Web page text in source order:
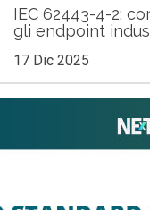
IEC 62443-4-2:
gli endpoint
17 Dic 2025